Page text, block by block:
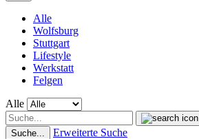
Alle
Wolfsburg
Stuttgart
Lifestyle
Werkstatt
Felgen
Alle
Suche... Erweiterte Suche